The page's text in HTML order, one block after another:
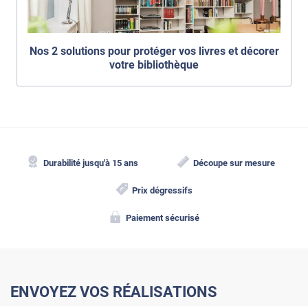
Nos 2 solutions pour protéger vos livres et décorer
votre bibliothèque
Durabilité jusqu'à 15 ans Découpe sur mesure
Prix dégressifs
Paiement sécurisé
ENVOYEZ VOS RÉALISATIONS